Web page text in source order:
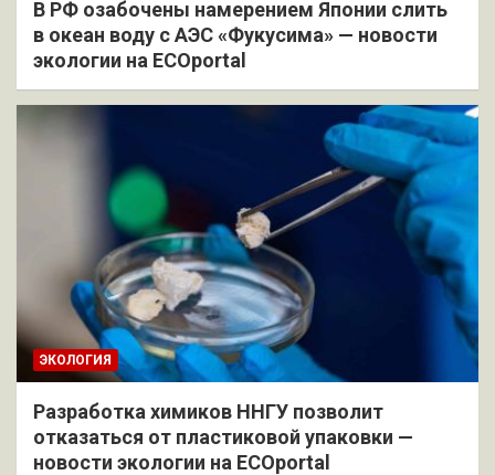
В РФ озабочены намерением Японии слить
в океан воду с АЭС «Фукусима» — новости
экологии на ECOportal
ЭКОЛОГИЯ
Разработка химиков ННГУ позволит
отказаться от пластиковой упаковки —
новости экологии на ECOportal